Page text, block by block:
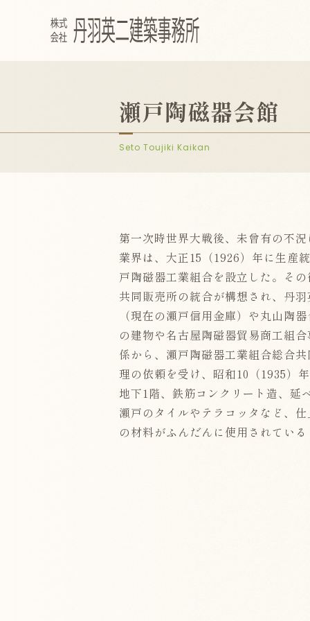
瀬戸陶磁器会館
Seto Toujiki Kaikan
第一次時世界大戦後、未曾有の不
業界は、大正15（1926）年に生産
戸陶磁器工業組合を設立した。そ
共同販売所の統合が構想され、丹
（現在の瀬戸信用金庫）や丸山陶
の建物や名古屋陶磁器貿易商工組
係から、瀬戸陶磁器工業組合総合
理の依頼を受け、昭和10（1935）
地下1階、鉄筋コンクリート造、延
瀬戸のタイルやテラコッタなど、
の材料がふんだんに使用されてい